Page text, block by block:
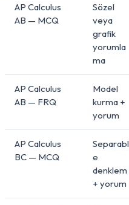
AP Calculus
AB — MCQ
Sözel
veya
grafik
yorumla
ma
AP Calculus
AB — FRQ
Model
kurma +
yorum
AP Calculus
BC — MCQ
Separabl
e
denklem
+ yorum